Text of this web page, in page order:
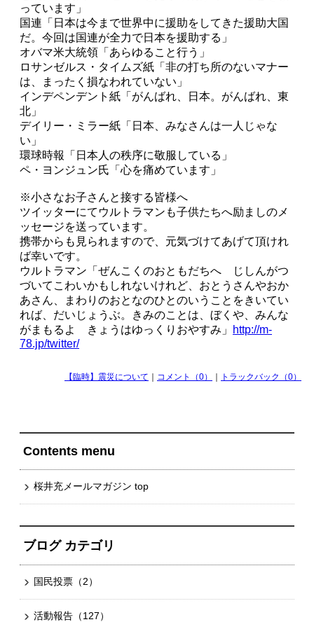
っています」
国連「日本は今まで世界中に援助をしてきた援助大国
だ。今回は国連が全力で日本を援助する」
オバマ米大統領「あらゆること行う」
ロサンゼルス・タイムズ紙「非の打ち所のないマナー
は、まったく損なわれていない」
インデペンデント紙「がんばれ、日本。がんばれ、東
北」
デイリー・ミラー紙「日本、みなさんは一人じゃな
い」
環球時報「日本人の秩序に敬服している」
ペ・ヨンジュン氏「心を痛めています」
※小さなお子さんと接する皆様へ
ツイッターにてウルトラマンも子供たちへ励ましのメ
ッセージを送っています。
携帯からも見られますので、元気づけてあげて頂けれ
ば幸いです。
ウルトラマン「ぜんこくのおともだちへ じしんがつ
づいてこわいかもしれないけれど、おとうさんやおか
あさん、まわりのおとなのひとのいうことをきいてい
れば、だいじょうぶ。きみのことは、ぼくや、みんな
がまもるよ きょうはゆっくりおやすみ」
http://m-
78.jp/twitter/
【臨時】震災について コメント（0） トラックバック（0）
Contents menu
桜井充メールマガジン top
ブログ カテゴリ
国民投票 （2）
活動報告 （127）